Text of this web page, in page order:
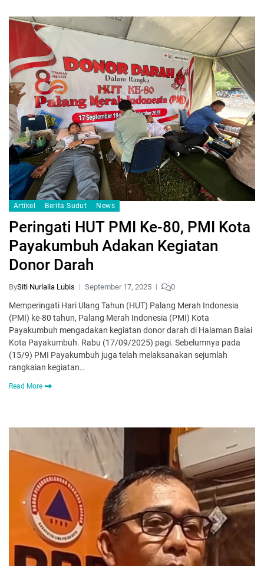
Artikel Berita Sudut News
Peringati HUT PMI Ke-80, PMI Kota
Payakumbuh Adakan Kegiatan
Donor Darah
BySiti Nurlaila Lubis September 17, 2025 0
Memperingati Hari Ulang Tahun (HUT) Palang Merah Indonesia
(PMI) ke-80 tahun, Palang Merah Indonesia (PMI) Kota
Payakumbuh mengadakan kegiatan donor darah di Halaman Balai
Kota Payakumbuh. Rabu (17/09/2025) pagi. Sebelumnya pada
(15/9) PMI Payakumbuh juga telah melaksanakan sejumlah
rangkaian kegiatan…
Read More